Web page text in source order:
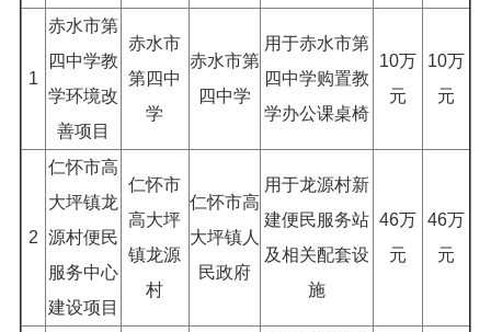
1
赤水市第
四中学教
学环境改
善项目
赤水市
第四中
学
赤水市第
四中学
用于赤水市第
四中学购置教
学办公课桌椅
10万
元
10万
元
2
仁怀市高
大坪镇龙
源村便民
服务中心
建设项目
仁怀市
高大坪
镇龙源
村
仁怀市高
大坪镇人
民政府
用于龙源村新
建便民服务站
及相关配套设
施
46万
元
46万
元